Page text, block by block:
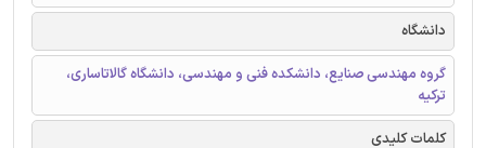
دانشگاه
گروه مهندسی صنایع، دانشکده فنی و مهندسی، دانشگاه گالاتاساری،
ترکیه
کلمات کلیدی